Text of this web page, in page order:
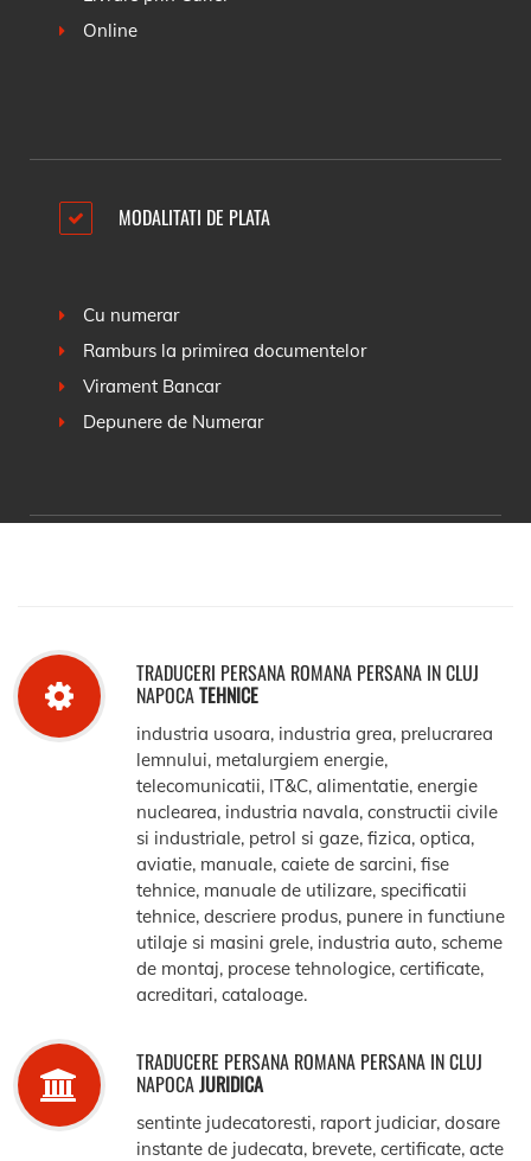
Online
MODALITATI DE PLATA
Cu numerar
Ramburs la primirea documentelor
Virament Bancar
Depunere de Numerar
TRADUCERI PERSANA ROMANA PERSANA IN CLUJ
NAPOCATEHNICE
industria usoara, industria grea, prelucrarea
lemnului, metalurgiem energie,
telecomunicatii, IT&C, alimentatie, energie
nuclearea, industria navala, constructii civile
si industriale, petrol si gaze, fizica, optica,
aviatie, manuale, caiete de sarcini, fise
tehnice, manuale de utilizare, specificatii
tehnice, descriere produs, punere in functiune
utilaje si masini grele, industria auto, scheme
de montaj, procese tehnologice, certificate,
acreditari, cataloage.
TRADUCERE PERSANA ROMANA PERSANA IN CLUJ
NAPOCAJURIDICA
sentinte judecatoresti, raport judiciar, dosare
instante de judecata, brevete, certificate, acte